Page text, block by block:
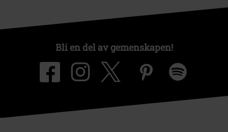
Bli en del av gemenskapen!